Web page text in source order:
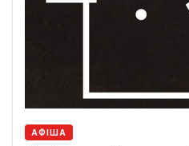
АФІША